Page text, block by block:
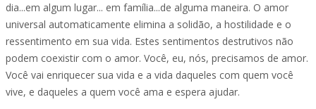
dia...em algum lugar... em família...de alguma maneira. O amor
universal automaticamente elimina a solidão, a hostilidade e o
ressentimento em sua vida. Estes sentimentos destrutivos não
podem coexistir com o amor. Você, eu, nós, precisamos de amor.
Você vai enriquecer sua vida e a vida daqueles com quem você
vive, e daqueles a quem você ama e espera ajudar.